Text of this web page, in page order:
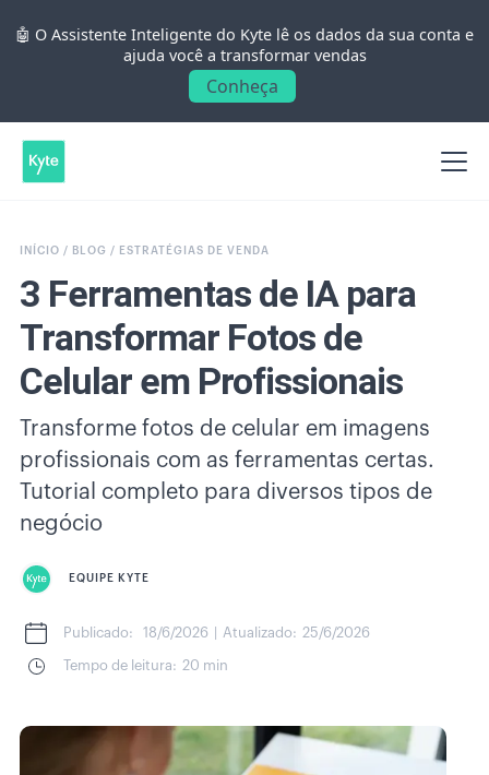
🤖 O Assistente Inteligente do Kyte lê os dados da sua conta e
ajuda você a transformar vendas
Conheça
INÍCIO / BLOG / ESTRATÉGIAS DE VENDA
3 Ferramentas de IA para
Transformar Fotos de
Celular em Profissionais
Transforme fotos de celular em imagens
profissionais com as ferramentas certas.
Tutorial completo para diversos tipos de
negócio
EQUIPE KYTE
Publicado: 18/6/2026 Atualizado: 25/6/2026
Tempo de leitura: 20 min